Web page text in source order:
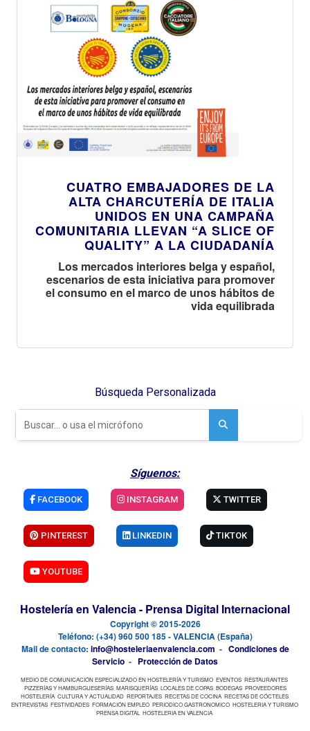
CUATRO EMBAJADORES DE LA
ALTA CHARCUTERÍA DE ITALIA
UNIDOS EN UNA CAMPAÑA
COMUNITARIA LLEVAN “A SLICE OF
QUALITY” A LA CIUDADANÍA
Los mercados interiores belga y español,
escenarios de esta iniciativa para promover
el consumo en el marco de unos hábitos de
vida equilibrada
Búsqueda Personalizada
Síguenos:
FACEBOOK INSTAGRAM TWITTER
PINTEREST LINKEDIN TIKTOK
YOUTUBE
Hostelería en Valencia - Prensa Digital Internacional
Copyright © 2015-2026
Teléfono: (+34) 960 500 185 - VALENCIA (España)
Mail de contacto: info@hosteleriaenvalencia.com - Condiciones de
Servicio - Protección de Datos
MEDIO DE COMUNICACIÓN ESPECIALIZADO EN HOSTELERÍA Y TURISMO EVENTOS RESTAURANTES
PIZZERÍAS Y HAMBURGUESERÍAS MARISQUERÍAS LOCALES DE COPAS BODEGAS PROVEEDORES
HOSTELERÍA CULTURA Y ACTUALIDAD REPORTAJES RECETAS DE COCINA RECETAS DE CÓCTELES
ENTREVISTAS FESTIVIDADES FORMACIÓN EMPLEO PERIODICO GASTRONOMICO HOSTELERIA Y TURISMO
PRENSA DIGITAL HOSTELERIA EN VALENCIA